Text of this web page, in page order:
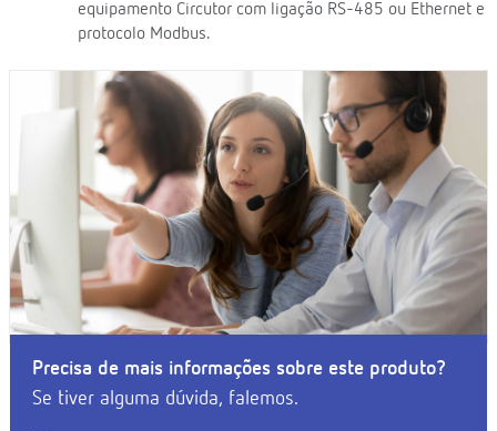
equipamento Circutor com ligação RS-485 ou Ethernet e
protocolo Modbus.
Precisa de mais informações sobre este produto?
Se tiver alguma dúvida, falemos.